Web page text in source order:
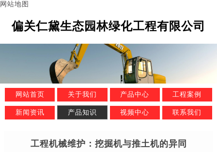
网站地图
偏关仁黛生态园林绿化工程有限公司
网站首页 关于我们 产品中心 工程案例
新闻资讯 产品知识 视频中心 联系我们
工程机械维护：挖掘机与推土机的异同